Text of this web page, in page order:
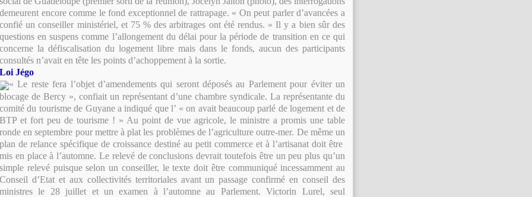
demeurent encore comme le fond exceptionnel de rattrapage. « On peut parler d’avancées a
confié un conseiller ministériel, et 75 % des arbitrages ont été rendus. » Il y a bien sûr des
questions en suspens comme l’allongement du délai pour la période de transition en ce qui
concerne la défiscalisation du logement libre mais dans le fonds, aucun des participants
consultés n’avait en tête les points d’achoppement à la sortie.
Loi Jégo
« Le reste fera l’objet d’amendements qui seront déposés au Parlement pour éviter un
blocage de Bercy », confiait un représentant d’une chambre syndicale. La représentante du
comité du tourisme de Guyane a indiqué que l’ « on avait beaucoup parlé de logement et de
BTP et fort peu de tourisme ! » Au point de vue agricole, le ministre a promis une table
ronde en septembre pour mettre à plat les problèmes de l’agriculture outre-mer. De même un
plan de relance spécifique de croissance destiné au petit commerce et à l’artisanat doit être
mis en place à l’automne. Le relevé de conclusions devrait toutefois être un peu plus qu’un
simple relevé puisque selon un conseiller, le texte doit être communiqué incessamment au
Conseil d’Etat et aux collectivités territoriales avant un passage confirmé en conseil des
ministres le 28 juillet et un examen à l’automne au Parlement. Victorin Lurel, seul